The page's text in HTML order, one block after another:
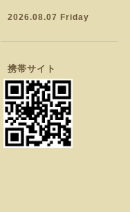
2026.08.07 Friday
携帯サイト